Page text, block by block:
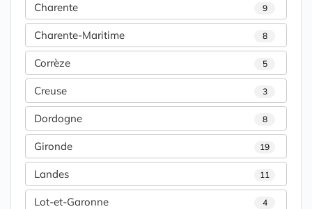
Charente 9
Charente-Maritime 8
Corrèze 5
Creuse 3
Dordogne 8
Gironde 19
Landes 11
Lot-et-Garonne 4